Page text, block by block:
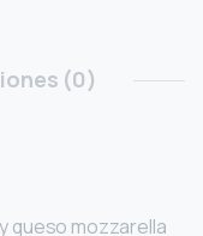
(0)
queso mozzarella